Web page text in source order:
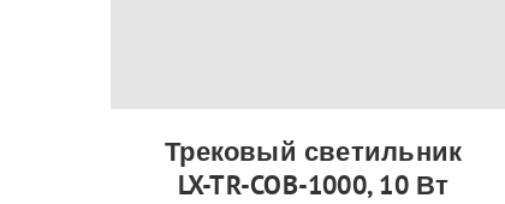
Трековый светильник
LX-TR-COB-1000, 10 Вт